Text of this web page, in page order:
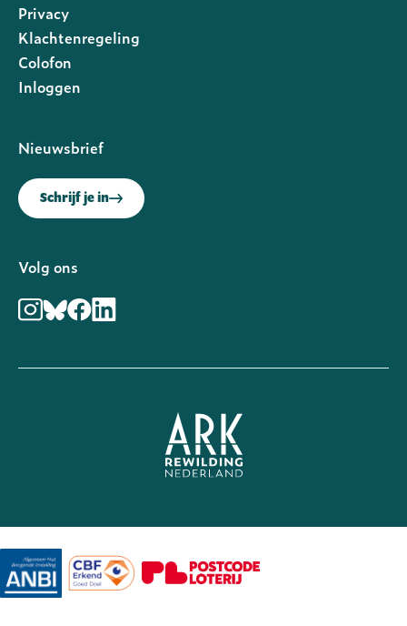
Footer
rechts
Privacy
Klachtenregeling
Colofon
Inloggen
Nieuwsbrief
Schrijf je in
Volg ons